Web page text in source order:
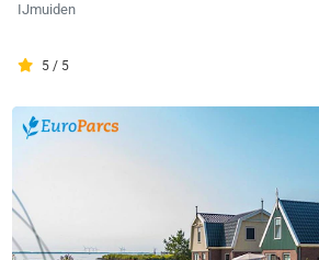
IJmuiden
5 / 5